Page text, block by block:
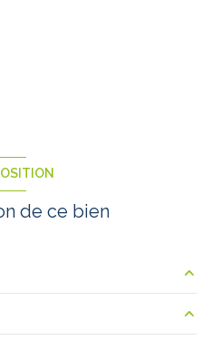
de ce bien